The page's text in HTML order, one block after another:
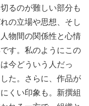
るのが難しい部分も
の立場や思想、そし
物間の関係性と心情
す。私のようにこの
今どういう人だっ
た。さらに、作品が
くい印象も。新撰組